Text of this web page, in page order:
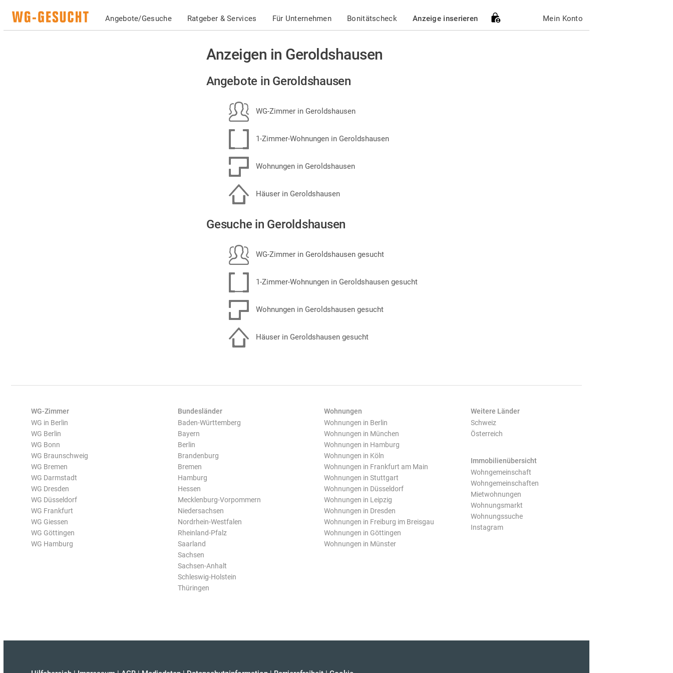
Angebote/Gesuche Ratgeber & Services Für Unternehmen Bonitätscheck Anzeige inserieren Mein Konto
Anzeigen in Geroldshausen
Angebote in Geroldshausen
WG-Zimmer in Geroldshausen
1-Zimmer-Wohnungen in Geroldshausen
Wohnungen in Geroldshausen
Häuser in Geroldshausen
Gesuche in Geroldshausen
WG-Zimmer in Geroldshausen gesucht
1-Zimmer-Wohnungen in Geroldshausen gesucht
Wohnungen in Geroldshausen gesucht
Häuser in Geroldshausen gesucht
WG-Zimmer
WG in Berlin
WG Berlin
WG Bonn
WG Braunschweig
WG Bremen
WG Darmstadt
WG Dresden
WG Düsseldorf
WG Frankfurt
WG Giessen
WG Göttingen
WG Hamburg
Bundesländer
Baden-Württemberg
Bayern
Berlin
Brandenburg
Bremen
Hamburg
Hessen
Mecklenburg-Vorpommern
Niedersachsen
Nordrhein-Westfalen
Rheinland-Pfalz
Saarland
Sachsen
Sachsen-Anhalt
Schleswig-Holstein
Thüringen
Wohnungen
Wohnungen in Berlin
Wohnungen in München
Wohnungen in Hamburg
Wohnungen in Köln
Wohnungen in Frankfurt am Main
Wohnungen in Stuttgart
Wohnungen in Düsseldorf
Wohnungen in Leipzig
Wohnungen in Dresden
Wohnungen in Freiburg im Breisgau
Wohnungen in Göttingen
Wohnungen in Münster
Weitere Länder
Schweiz
Österreich
Immobilienübersicht
Wohngemeinschaft
Wohngemeinschaften
Mietwohnungen
Wohnungsmarkt
Wohnungssuche
Instagram